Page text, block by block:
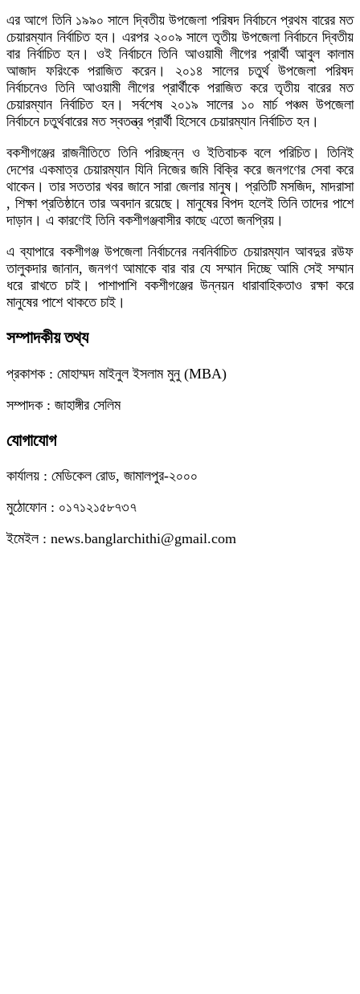
এর আগে তিনি ১৯৯০ সালে দ্বিতীয় উপজেলা পরিষদ নির্বাচনে প্রথম বারের মত
চেয়ারম্যান নির্বাচিত হন। এরপর ২০০৯ সালে তৃতীয় উপজেলা নির্বাচনে দ্বিতীয়
বার নির্বাচিত হন। ওই নির্বাচনে তিনি আওয়ামী লীগের প্রার্থী আবুল কালাম
আজাদ ফরিংকে পরাজিত করেন। ২০১৪ সালের চতুর্থ উপজেলা পরিষদ
নির্বাচনেও তিনি আওয়ামী লীগের প্রার্থীকে পরাজিত করে তৃতীয় বারের মত
চেয়ারম্যান নির্বাচিত হন। সর্বশেষ ২০১৯ সালের ১০ মার্চ পঞ্চম উপজেলা
নির্বাচনে চতুর্থবারের মত স্বতন্ত্র প্রার্থী হিসেবে চেয়ারম্যান নির্বাচিত হন।
বকশীগঞ্জের রাজনীতিতে তিনি পরিচ্ছন্ন ও ইতিবাচক বলে পরিচিত। তিনিই
দেশের একমাত্র চেয়ারম্যান যিনি নিজের জমি বিক্রি করে জনগণের সেবা করে
থাকেন। তার সততার খবর জানে সারা জেলার মানুষ। প্রতিটি মসজিদ, মাদরাসা
, শিক্ষা প্রতিষ্ঠানে তার অবদান রয়েছে। মানুষের বিপদ হলেই তিনি তাদের পাশে
দাড়ান। এ কারণেই তিনি বকশীগঞ্জবাসীর কাছে এতো জনপ্রিয়।
এ ব্যাপারে বকশীগঞ্জ উপজেলা নির্বাচনের নবনির্বাচিত চেয়ারম্যান আবদুর রউফ
তালুকদার জানান, জনগণ আমাকে বার বার যে সম্মান দিচ্ছে আমি সেই সম্মান
ধরে রাখতে চাই। পাশাপাশি বকশীগঞ্জের উন্নয়ন ধারাবাহিকতাও রক্ষা করে
মানুষের পাশে থাকতে চাই।
সম্পাদকীয় তথ্য
প্রকাশক : মোহাম্মদ মাইনুল ইসলাম মুনু (MBA)
সম্পাদক : জাহাঙ্গীর সেলিম
যোগাযোগ
কার্যালয় : মেডিকেল রোড, জামালপুর-২০০০
মুঠোফোন : ০১৭১২১৫৮৭৩৭
ইমেইল : news.banglarchithi@gmail.com